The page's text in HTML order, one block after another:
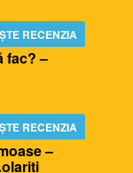
RECENZIA
fac? –
RECENZIA
–